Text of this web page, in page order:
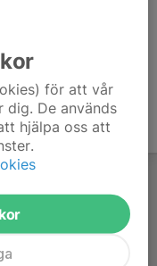
för att vår
De används
hjälpa oss att